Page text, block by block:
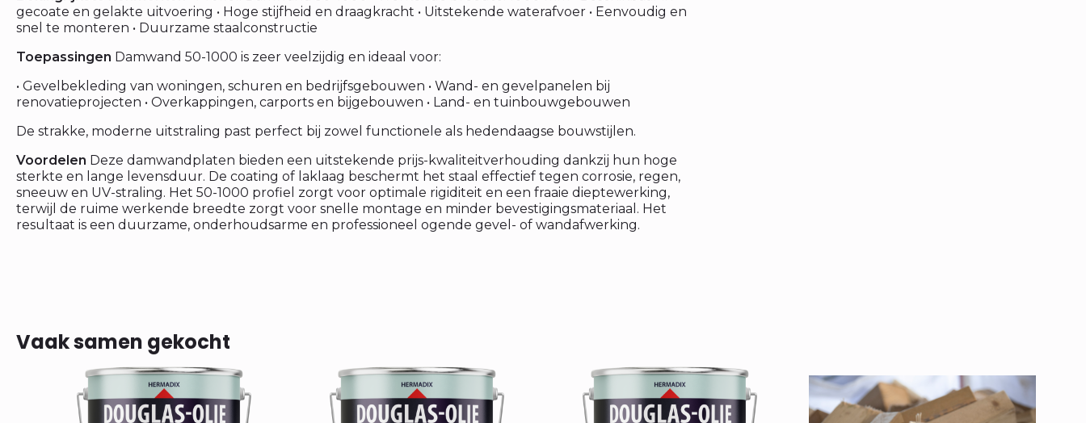
gecoate en gelakte uitvoering • Hoge stijfheid en draagkracht • Uitstekende waterafvoer • Eenvoudig en
snel te monteren • Duurzame staalconstructie
Toepassingen Damwand 50-1000 is zeer veelzijdig en ideaal voor:
• Gevelbekleding van woningen, schuren en bedrijfsgebouwen • Wand- en gevelpanelen bij
renovatieprojecten • Overkappingen, carports en bijgebouwen • Land- en tuinbouwgebouwen
De strakke, moderne uitstraling past perfect bij zowel functionele als hedendaagse bouwstijlen.
Voordelen Deze damwandplaten bieden een uitstekende prijs-kwaliteitverhouding dankzij hun hoge
sterkte en lange levensduur. De coating of laklaag beschermt het staal effectief tegen corrosie, regen,
sneeuw en UV-straling. Het 50-1000 profiel zorgt voor optimale rigiditeit en een fraaie dieptewerking,
terwijl de ruime werkende breedte zorgt voor snelle montage en minder bevestigingsmateriaal. Het
resultaat is een duurzame, onderhoudsarme en professioneel ogende gevel- of wandafwerking.
Vaak samen gekocht